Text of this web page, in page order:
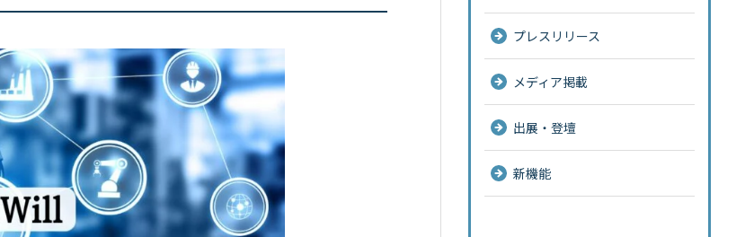
プレスリリース
メディア掲載
出展・登壇
新機能